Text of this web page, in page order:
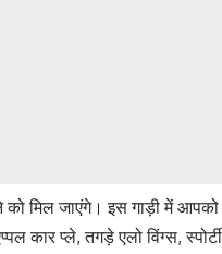
मिल जाएंगे। इस गाड़ी में
कार प्ले, तगड़े एलो विंग्स,